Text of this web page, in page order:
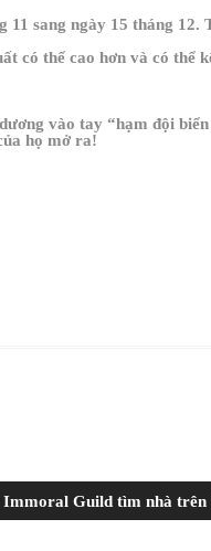
sang ngày 15 tháng
có thể cao hơn và có thể
vào tay “hạm đội
họ mở ra!
Immoral Guild tìm nhà